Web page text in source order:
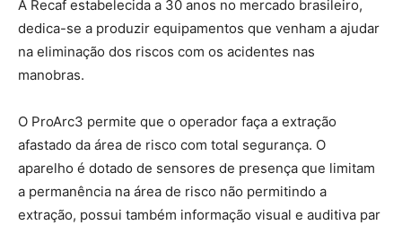
A Recaf estabelecida a 30 anos no mercado brasileiro,
dedica-se a produzir equipamentos que venham a ajudar
na eliminação dos riscos com os acidentes nas
manobras.
O ProArc3 permite que o operador faça a extração
afastado da área de risco com total segurança. O
aparelho é dotado de sensores de presença que limitam
a permanência na área de risco não permitindo a
extração, possui também informação visual e auditiva par